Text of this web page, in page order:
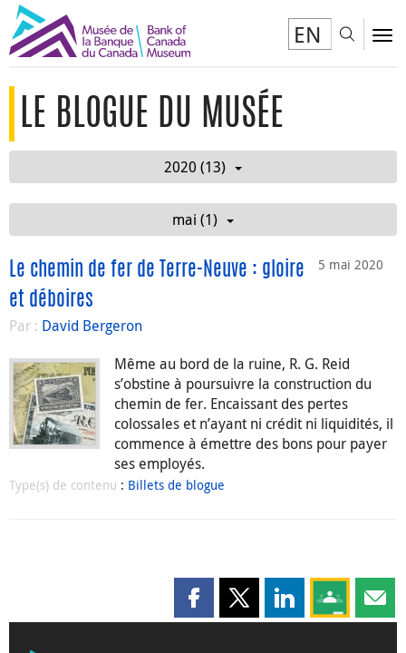
EN
LE BLOGUE DU MUSÉE
2020 (13)
mai (1)
5 mai 2020
Le chemin de fer de Terre-Neuve : gloire
et déboires
Par : David Bergeron
Même au bord de la ruine, R. G. Reid
s’obstine à poursuivre la construction du
chemin de fer. Encaissant des pertes
colossales et n’ayant ni crédit ni liquidités, il
commence à émettre des bons pour payer
ses employés.
Type(s) de contenu : Billets de blogue
Partager cette page sur
Partager cette page sur X
Partager cette
Partagez